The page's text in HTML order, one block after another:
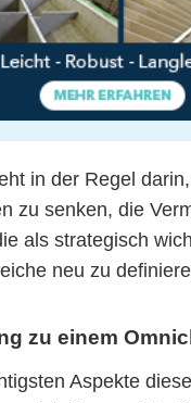
in der Regel
zu senken, die
als strategisch
neu zu
zu einem
Aspekte